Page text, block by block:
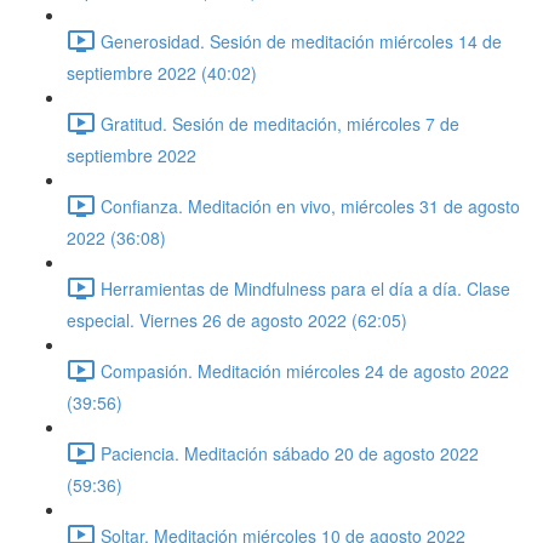
Generosidad. Sesión de meditación miércoles 14 de
septiembre 2022 (40:02)
Gratitud. Sesión de meditación, miércoles 7 de
septiembre 2022
Confianza. Meditación en vivo, miércoles 31 de agosto
2022 (36:08)
Herramientas de Mindfulness para el día a día. Clase
especial. Viernes 26 de agosto 2022 (62:05)
Compasión. Meditación miércoles 24 de agosto 2022
(39:56)
Paciencia. Meditación sábado 20 de agosto 2022
(59:36)
Soltar. Meditación miércoles 10 de agosto 2022